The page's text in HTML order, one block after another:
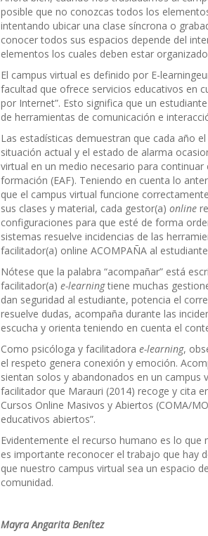
posible que no conozcas todos los
intentando ubicar una clase síncrona o
conocer todos sus espacios depende del
elementos los cuales deben estar
El campus virtual es definido por E-
facultad que ofrece servicios educativos en
por Internet”. Esto significa que un
de herramientas de comunicación e
Las estadísticas demuestran que cada año
situación actual y el estado de alarma
virtual en un medio necesario para
formación (EAF). Teniendo en cuenta lo
que el campus virtual funcione
sus clases y material, cada gestor(a) online
configuraciones para que esté de forma
sistemas resuelve incidencias de las
facilitador(a) online ACOMPAÑA al
Nótese que la palabra “acompañar” está
facilitador(a) e-learningtiene muchas
dan seguridad al estudiante, potencia el
resuelve dudas, acompaña durante las
escucha y orienta teniendo en cuenta el
Como psicóloga y facilitadora e-learning,
el respeto genera conexión y emoción.
sientan solos y abandonados en un campus
facilitador que Marauri (2014) recoge y cita
Cursos Online Masivos y Abiertos (COMA/
educativos abiertos”.
Evidentemente el recurso humano es lo que
es importante reconocer el trabajo que hay
que nuestro campus virtual sea un espacio
comunidad.
Mayra Angarita Benítez